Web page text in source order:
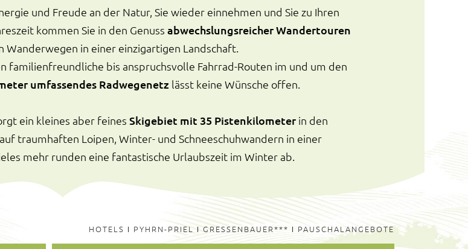
und Freude an der Natur, Sie wieder einnehmen und Sie zu Ihren
kommen Sie in den Genuss abwechslungsreicher Wandertouren
in einer einzigartigen Landschaft.
familienfreundliche bis anspruchsvolle Fahrrad-Routen im und um den
umfassendes Radwegenetz lässt keine Wünsche offen.
ein kleines aber feines Skigebiet mit 35 Pistenkilometerin den
traumhaften Loipen, Winter- und Schneeschuhwandern in einer
mehr runden eine fantastische Urlaubszeit im Winter ab.
HOTELS I PYHRN-PRIEL I GRESSENBAUER*** I PAUSCHALANGEBOTE